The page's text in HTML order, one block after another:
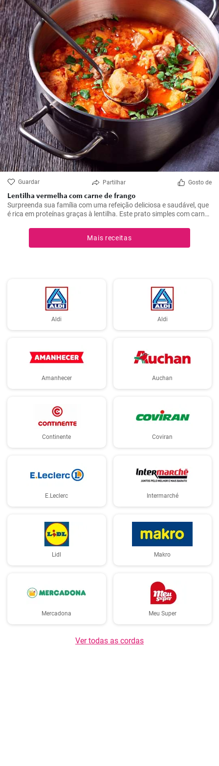
Guardar Partilhar Gosto de
Lentilha vermelha com carne de frango
Surpreenda sua família com uma refeição deliciosa e saudável, que
é rica em proteínas graças à lentilha. Este prato simples com carne
almoço ou jantar.
Mais receitas
Aldi Aldi
Amanhecer Auchan
Continente Coviran
E.Leclerc Intermarché
Lidl Makro
Mercadona Meu Super
Ver todas as cordas